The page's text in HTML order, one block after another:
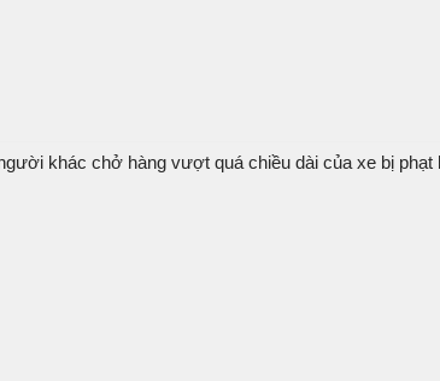
khác chở hàng vượt quá chiều dài của xe bị phạt